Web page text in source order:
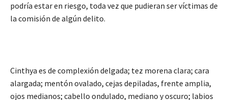
podría estar en riesgo, toda vez que pudieran ser víctimas de
la comisión de algún delito.
Cinthya es de complexión delgada; tez morena clara; cara
alargada; mentón ovalado, cejas depiladas, frente amplia,
ojos medianos; cabello ondulado, mediano y oscuro; labios